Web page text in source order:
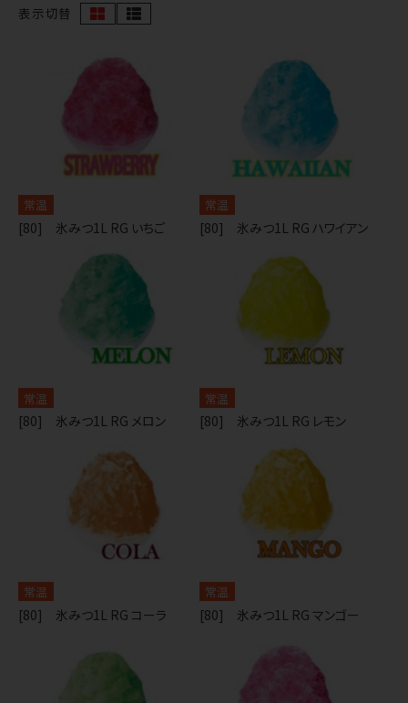
表示切替
常温
[80] 氷みつ1L RG いちご
常温
[80] 氷みつ1L RG ハワイアン
常温
[80] 氷みつ1L RG メロン
常温
[80] 氷みつ1L RG レモン
常温
[80] 氷みつ1L RG コーラ
常温
[80] 氷みつ1L RG マンゴー